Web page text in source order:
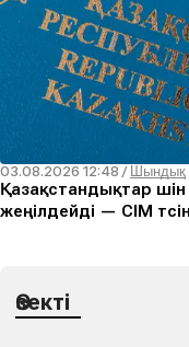
03.08.2026 12:48 / Шындық
Қазақстандықтар
жеңілдейді — СІМ
Өзекті